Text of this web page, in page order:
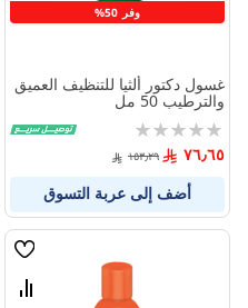
وفر 50%
غسول دكتور ألثيا للتنظيف العميق
والترطيب 50 مل
Rating:
0%
٧٦٫٦٥ ١٥٣٫٢٩
أضف إلى عربة التسوق
قائمة
قارن